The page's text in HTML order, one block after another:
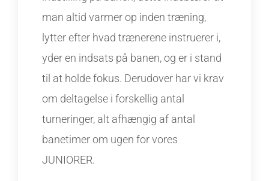
man altid varmer op inden træning,
lytter efter hvad trænerene instruerer i,
yder en indsats på banen, og er i stand
til at holde fokus. Derudover har vi krav
om deltagelse i forskellig antal
turneringer, alt afhængig af antal
banetimer om ugen for vores
JUNIORER.